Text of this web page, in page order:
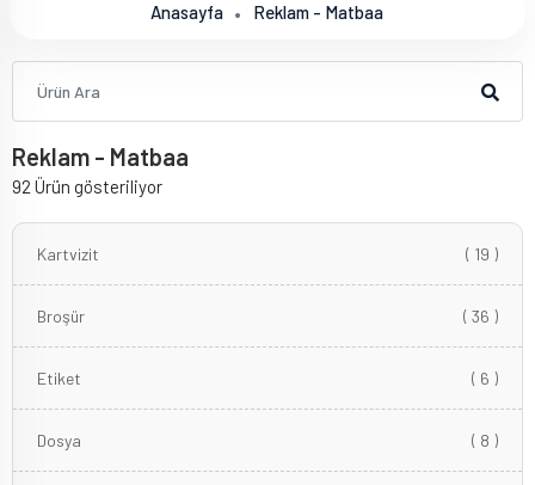
Anasayfa Reklam - Matbaa
Reklam - Matbaa
92 Ürün gösteriliyor
Kartvizit ( 19 )
Broşür ( 36 )
Etiket ( 6 )
Dosya ( 8 )